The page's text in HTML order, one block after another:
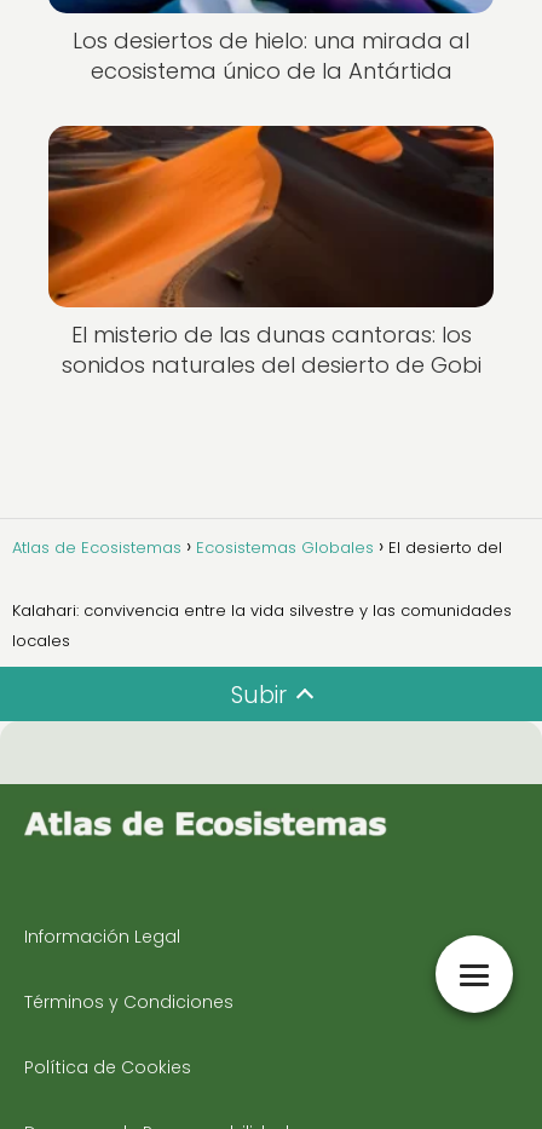
Los desiertos de hielo: una mirada al
ecosistema único de la Antártida
El misterio de las dunas cantoras: los
sonidos naturales del desierto de Gobi
Atlas de Ecosistemas Ecosistemas Globales El desierto del
Kalahari: convivencia entre la vida silvestre y las comunidades
locales
Subir
Información Legal
Términos y Condiciones
Política de Cookies